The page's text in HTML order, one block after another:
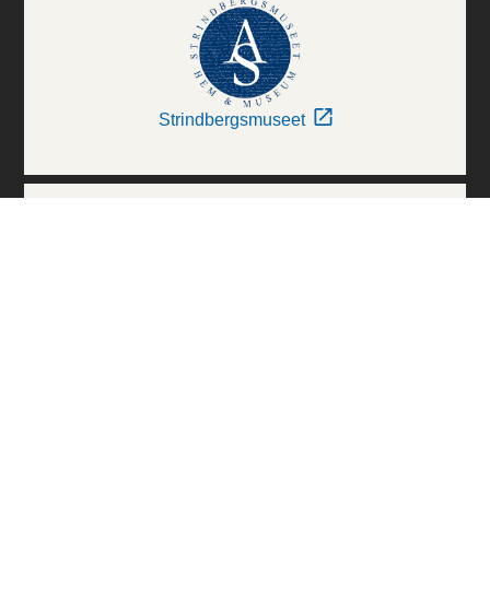
Strindbergsmuseet